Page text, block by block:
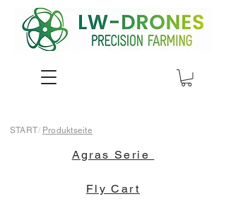
START/ Produktseite
Agras Serie
Fly Cart